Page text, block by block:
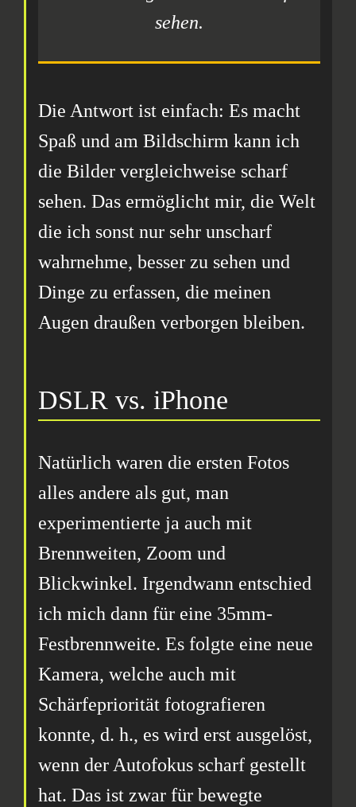
sehen.
Die Antwort ist einfach: Es macht
Spaß und am Bildschirm kann ich
die Bilder vergleichweise scharf
sehen. Das ermöglicht mir, die Welt
die ich sonst nur sehr unscharf
wahrnehme, besser zu sehen und
Dinge zu erfassen, die meinen
Augen draußen verborgen bleiben.
DSLR vs. iPhone
Natürlich waren die ersten Fotos
alles andere als gut, man
experimentierte ja auch mit
Brennweiten, Zoom und
Blickwinkel. Irgendwann entschied
ich mich dann für eine 35mm-
Festbrennweite. Es folgte eine neue
Kamera, welche auch mit
Schärfepriorität fotografieren
konnte, d. h., es wird erst ausgelöst,
wenn der Autofokus scharf gestellt
hat. Das ist zwar für bewegte